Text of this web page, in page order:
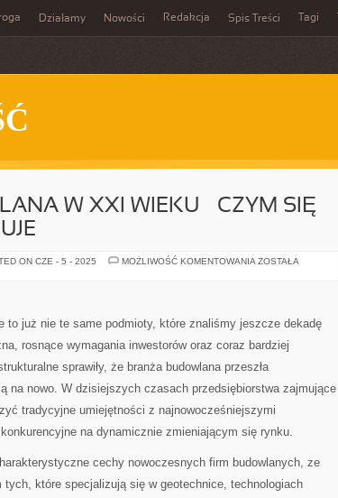
Działamy Nowości Redakcja Spis Treści Tagi
W XXI WIEKU – CZYM SIĘ
ON CZE - 5 - 2025 MOŻLIWOŚĆ KOMENTOWANIA FIRMA
CZYM
SIĘ
CHARAKTERYZUJE
ZOSTAŁA
to już nie te same podmioty, które znaliśmy jeszcze dekadę
rosnące wymagania inwestorów oraz coraz bardziej
sprawiły, że branża budowlana przeszła
na nowo. W dzisiejszych czasach przedsiębiorstwa zajmujące
tradycyjne umiejętności z najnowocześniejszymi
na dynamicznie zmieniającym się rynku.
cechy nowoczesnych firm budowlanych, ze
tych, które specjalizują się w geotechnice, technologiach